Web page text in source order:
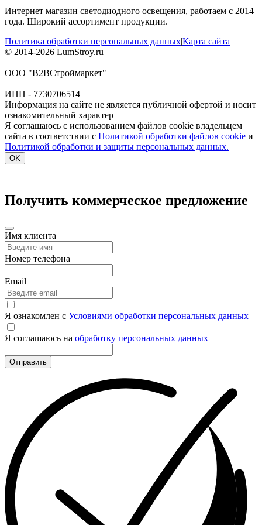
Интернет магазин светодиодного освещения, работаем с 2014
года. Широкий ассортимент продукции.
Политика обработки персональных данных|Карта сайта
© 2014-2026 LumStroy.ru
ООО "В2ВСтроймаркет"
ИНН - 7730706514
Информация на сайте не является публичной офертой и носит
ознакомительный характер
Я соглашаюсь с использованием файлов cookie владельцем
сайта в соответствии с Политикой обработки файлов cookie и
Политикой обработки и защиты персональных данных.
OK
Получить коммерческое предложение
Имя клиента
Номер телефона
Email
Я ознакомлен с Условиями обработки персональных данных
Я соглашаюсь на обработку персональных данных
Отправить